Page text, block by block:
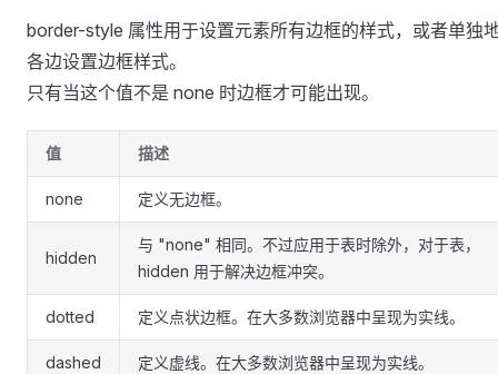
border-style 属性用于设置元素所有边框的样式，或者单独
各边设置边框样式。
只有当这个值不是 none 时边框才可能出现。
值 描述
none 定义无边框。
hidden
与 "none" 相同。不过应用于表时除外，对于表，
hidden 用于解决边框冲突。
dotted 定义点状边框。在大多数浏览器中呈现为实线。
dashed 定义虚线。在大多数浏览器中呈现为实线。